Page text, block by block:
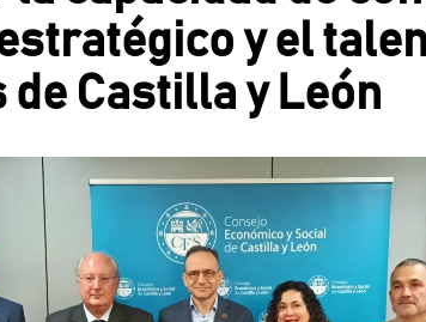
y el
Castilla y León